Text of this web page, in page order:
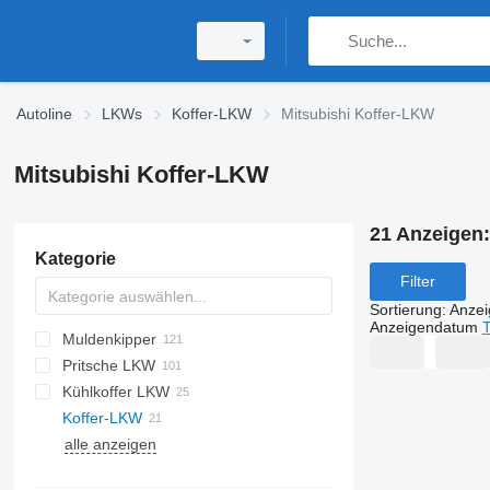
Autoline LKWs Koffer-LKW Mitsubishi Koffer-LKW
Mitsubishi Koffer-LKW
Kategorie
Muldenkipper
Pritsche LKW
Kühlkoffer LKW
Koffer-LKW
alle anzeigen
21 Anzeigen:
Filter
Sortierung:
Anzeigendatum